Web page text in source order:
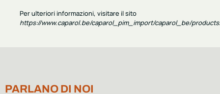
Per ulteriori informazioni, visitare il sito
https://www.caparol.be/caparol_pim_import/caparol_be/
PARLANO DI NOI